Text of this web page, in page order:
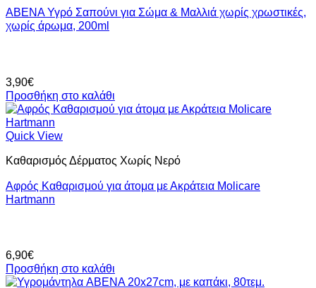
ABENA Υγρό Σαπούνι για Σώμα & Μαλλιά χωρίς χρωστικές,
χωρίς άρωμα, 200ml
3,90€
Προσθήκη στο καλάθι
Quick View
Καθαρισμός Δέρματος Χωρίς Νερό
Αφρός Καθαρισμού για άτομα με Ακράτεια Molicare
Hartmann
6,90€
Προσθήκη στο καλάθι